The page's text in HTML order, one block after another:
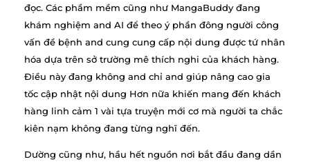
đọc. Các phầm mềm cũng như MangaBuddy đang
khám nghiệm and AI để theo ý phần đông người công
vấn đề bệnh and cung cung cấp nội dung được tứ nhân
hóa dựa trên sở trường mê thích nghi của khách hàng.
Điều này đang không and chỉ and giúp nâng cao gia
tốc cập nhật nội dung Hơn nữa khiến mang đến khách
hàng linh cảm 1 vài tựa truyện mới cơ mà người ta chắc
kiên nạm không đang từng nghĩ đến.
Dường cũng như, hầu hết nguồn nơi bắt đầu đang dần